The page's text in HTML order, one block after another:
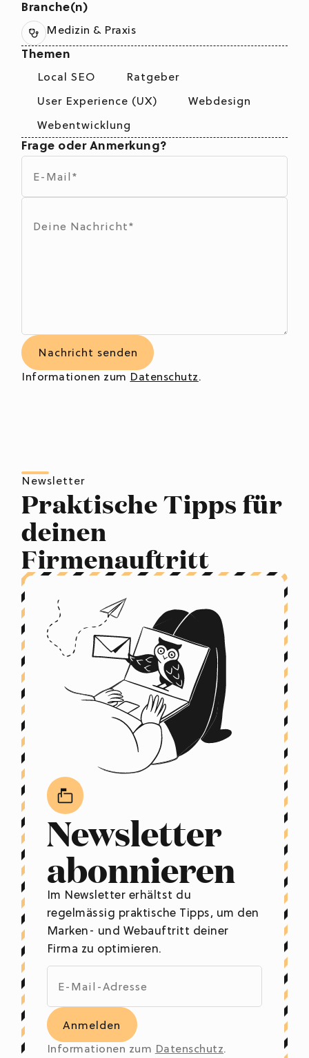
Branche(n)
Medizin & Praxis
Themen
Local SEO
Ratgeber
User Experience (UX)
Webdesign
Webentwicklung
Frage oder Anmerkung?
Informationen zum Datenschutz.
Newsletter
Praktische Tipps für
deinen
Firmenauftritt
Newsletter
abonnieren
Im Newsletter erhältst du
regelmässig praktische Tipps, um den
Marken- und Webauftritt deiner
Firma zu optimieren.
Informationen zum Datenschutz.